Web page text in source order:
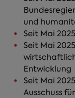
und
Seit Mai
Seit Mai
Entwicklung
Seit Mai
Ausschuss